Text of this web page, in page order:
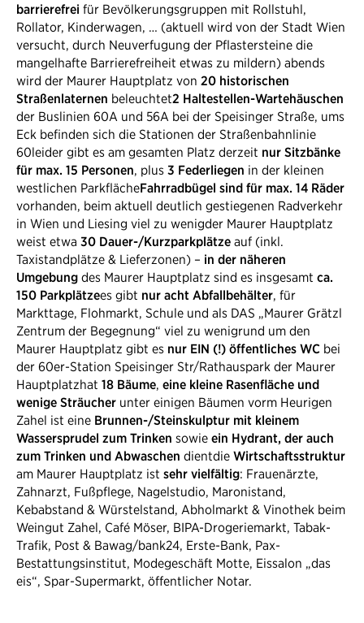
barrierefrei für Bevölkerungsgruppen mit Rollstuhl,
Rollator, Kinderwagen, … (aktuell wird von der Stadt Wien
versucht, durch Neuverfugung der Pflastersteine die
mangelhafte Barrierefreiheit etwas zu mildern) abends
wird der Maurer Hauptplatz ​von 20 historischen
Straßenlaternen beleuchtet2 Haltestellen-Wartehäuschen
der Buslinien 60A und 56A bei der Speisinger Straße, ums
Eck befinden sich die Stationen der Straßenbahnlinie
60leider gibt es am gesamten Platz derzeit nur Sitzbänke
für max. 15 Personen, plus 3 Federliegen in der kleinen
westlichen ParkflächeFahrradbügel sind für max. 14 Räder
vorhanden, beim aktuell deutlich gestiegenen Radverkehr
in Wien und Liesing viel zu wenigder Maurer Hauptplatz ​
weist etwa 30 Dauer-/Kurzparkplätze auf (inkl.
Taxistandplätze & Lieferzonen) – in der näheren
Umgebung des Maurer Hauptplatz ​sind es insgesamt ca.
150 Parkplätzees gibt nur acht Abfallbehälter, für
Markttage, Flohmarkt, Schule und als DAS „Maurer Grätzl
Zentrum der Begegnung“ viel zu wenigrund um den
Maurer Hauptplatz ​gibt es nur EIN (!) öffentliches WC bei
der 60er-Station Speisinger Str/Rathauspark der Maurer
Hauptplatz​hat 18 Bäume, eine kleine Rasenfläche und
wenige Sträucher unter einigen Bäumen vorm Heurigen
Zahel ist eine Brunnen-/Steinskulptur mit kleinem
Wassersprudel zum Trinken sowie ein Hydrant, der auch
zum Trinken und Abwaschen dientdie Wirtschaftsstruktur
am Maurer Hauptplatz ​ist sehr vielfältig: Frauenärzte,
Zahnarzt, Fußpflege, Nagelstudio, Maronistand,
Kebabstand & Würstelstand, Abholmarkt & Vinothek beim
Weingut Zahel, Café Möser, BIPA-Drogeriemarkt, Tabak-
Trafik, Post & Bawag/bank24, Erste-Bank, Pax-
Bestattungsinstitut, Modegeschäft Motte, Eissalon „das
eis“, Spar-Supermarkt, öffentlicher Notar.​​